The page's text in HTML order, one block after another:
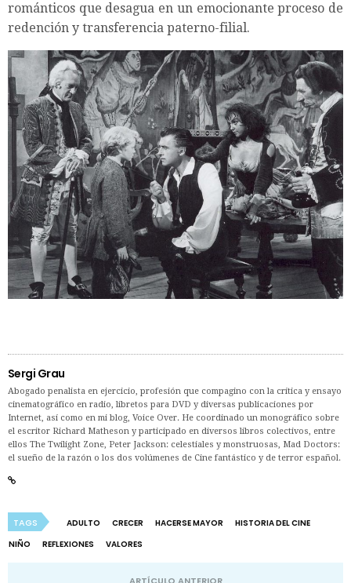
románticos que desagua en un emocionante proceso de
redención y transferencia paterno-filial.
Sergi Grau
Abogado penalista en ejercicio, profesión que compagino con la crítica y ensayo
cinematográfico en radio, libretos para DVD y diversas publicaciones por
Internet, así como en mi blog, Voice Over. He coordinado un monográfico sobre
el escritor Richard Matheson y participado en diversos libros colectivos, entre
ellos The Twilight Zone, Peter Jackson: celestiales y monstruosas, Mad Doctors:
el sueño de la razón o los dos volúmenes de Cine fantástico y de terror español.
TAGS ADULTO CRECER HACERSE MAYOR
HISTORIA DEL CINE
NIÑO
REFLEXIONES VALORES
ARTÍCULO ANTERIOR